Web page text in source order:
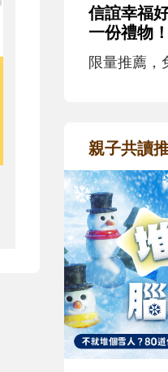
信誼幸福
一份禮物！
限量推薦，
親子共讀